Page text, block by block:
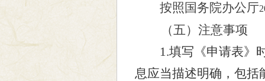
按照国务院办公厅
（五）注意事项
1.填写《申请表》
息应当描述明确，包括